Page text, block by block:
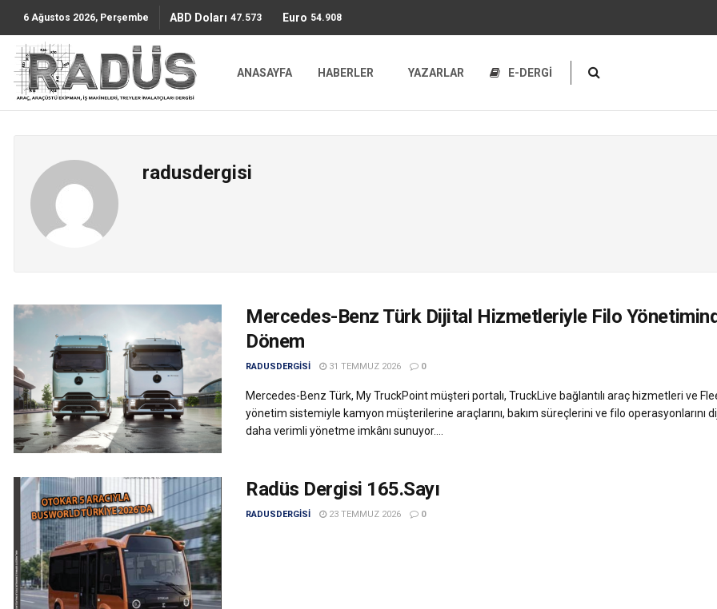
6 Ağustos 2026, Perşembe ABD Doları 47.5736 Euro 54.9087
ANASAYFA HABERLER YAZARLAR E-DERGİ
radusdergisi
Mercedes-Benz Türk Dijital Hizmetleriyle Filo
Dönem
RADUSDERGISI 31 TEMMUZ 2026 0
Mercedes-Benz Türk, My TruckPoint müşteri portalı, TruckLive bağlantılı araç hizmetleri ve
yönetim sistemiyle kamyon müşterilerine araçlarını, bakım süreçlerini ve filo operasyonlarını
daha verimli yönetme imkânı sunuyor....
Radüs Dergisi 165.Sayı
RADUSDERGISI 23 TEMMUZ 2026 0